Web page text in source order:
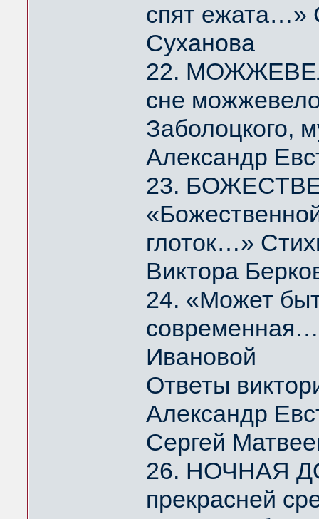
спят ежата…»
Суханова
22.
сне
Заболоцкого,
Александр
23.
глоток…»
Виктора
24. «Может
Ивановой
Ответы
Александр
Сергей
26. НОЧНАЯ
прекрасней